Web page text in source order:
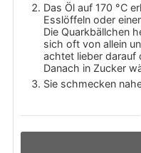
Das Öl auf 170 °C
Esslöffeln oder
Die Quarkbällchen
sich oft von allein
achtet lieber darauf
Danach in Zucker
Sie schmecken